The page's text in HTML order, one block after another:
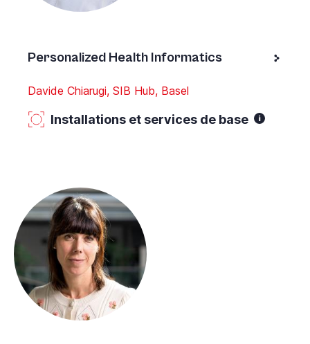
Personalized Health Informatics
Davide Chiarugi, SIB Hub, Basel
Installations et services de base